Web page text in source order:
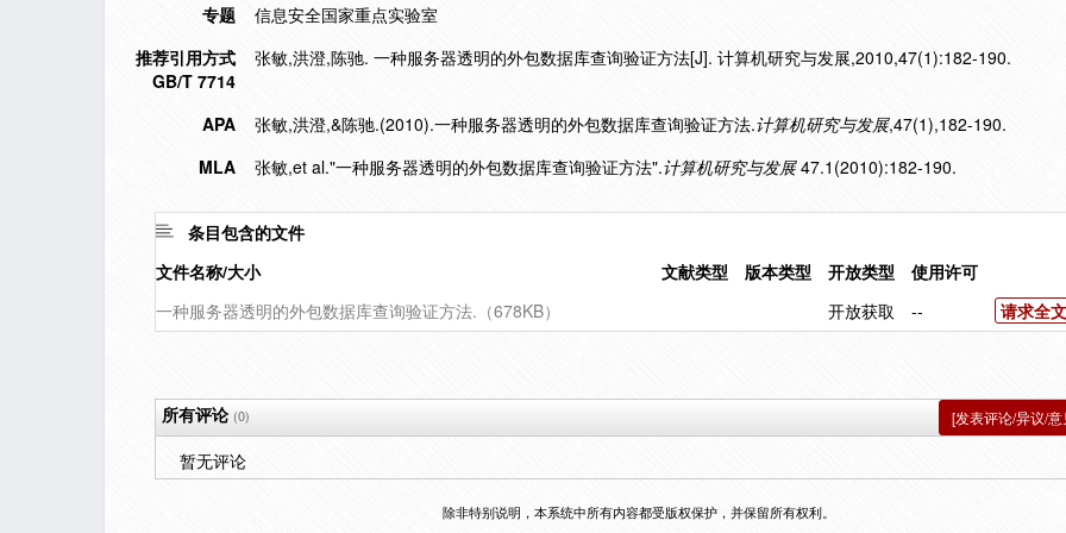
专题
信息安全国家重点实验室
推荐引用方式
GB/T 7714
张敏,洪澄,陈驰. 一种服务器透明的外包数据库查询验证方法[J]. 计算机研究与发展,2010,47(1):182-190.
APA 张敏,洪澄,&陈驰.(2010).一种服务器透明的外包数据库查询验证方法.计算机研究与发展,47(1),182-190.
MLA
张敏,et al."一种服务器透明的外包数据库查询验证方法".计算机研究与发展47.1(2010):182-190.
条目包含的文件
文件名称/大小
文献类型 版本类型 开放类型
使用许可
一种服务器透明的外包数据库查询验证方法.（678KB）
开放获取 -- 请求全文
所有评论(0) [发表评论/异议/意
暂无评论
除非特别说明，本系统中所有内容都受版权保护，并保留所有权利。